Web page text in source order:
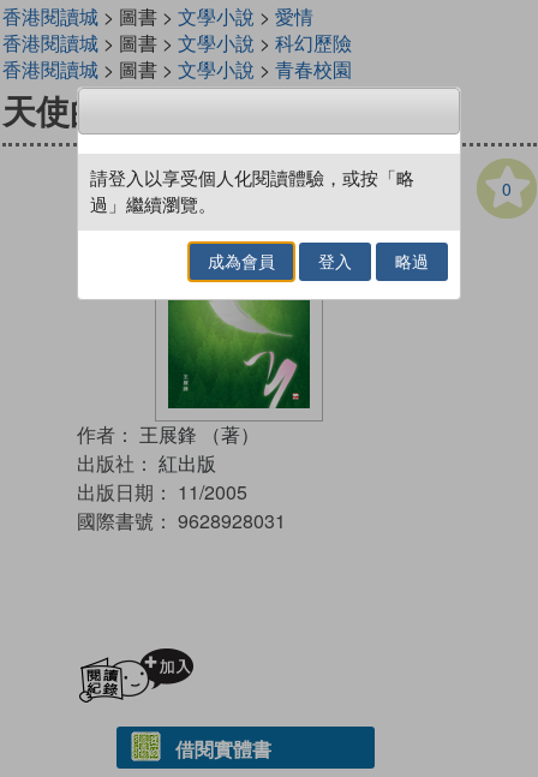
香港閱讀城> 圖書 > 文學小說 > 愛情
香港閱讀城> 圖書 > 文學小說 > 科幻歷險
香港閱讀城> 圖書 > 文學小說 > 青春校園
天使的禮物
0
作者： 王展鋒 （著）
出版社： 紅出版
出版日期： 11/2005
國際書號： 9628928031
借閱實體書
請登入以享受個人化閱讀體驗，或按「略
過」繼續瀏覽。
成為會員 登入 略過